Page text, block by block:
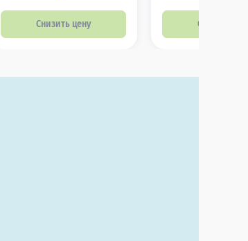
Снизить цену Снизить цену